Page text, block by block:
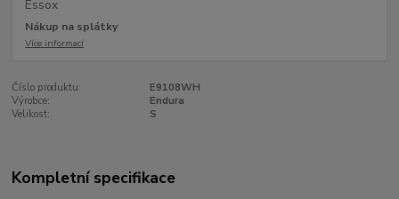
Nákup na splátky
Více informací
Číslo produktu:
E9108WH
Výrobce:
Endura
Velikost:
S
Kompletní specifikace